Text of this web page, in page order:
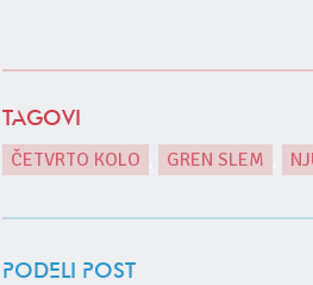
TAGOVI
ČETVRTO KOLO GREN SLEM
PODELI POST